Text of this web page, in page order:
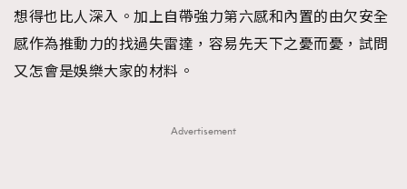
想得也比人深入。加上自帶強力第六感和內置的由欠安全
感作為推動力的找過失雷達，容易先天下之憂而憂，試問
又怎會是娛樂大家的材料。
Advertisement